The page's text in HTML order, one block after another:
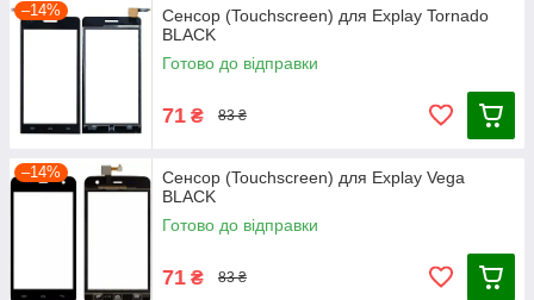
–14%
Сенсор (Touchscreen) для Explay Tornado
BLACK
Готово до відправки
71 ₴ 83 ₴
–14%
Сенсор (Touchscreen) для Explay Vega
BLACK
Готово до відправки
71 ₴ 83 ₴